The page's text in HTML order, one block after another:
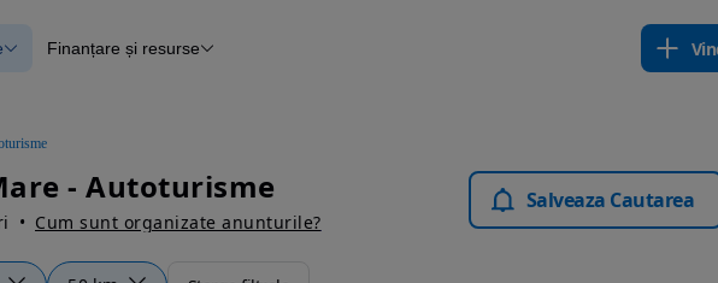
verificate
Finanțare și resurse
- Autoturisme
Cum sunt organizate anunturile?
Salveaza Cautarea